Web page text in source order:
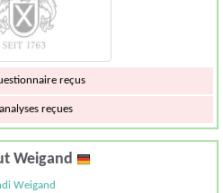
reçus
reçues
Weigand
Weigand